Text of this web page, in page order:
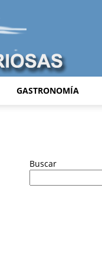
GASTRONOMÍA
Buscar